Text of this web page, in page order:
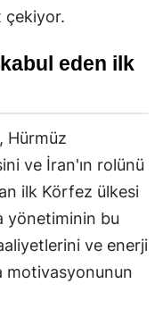
çekiyor.
eden ilk
Hürmüz
ve İran'ın rolünü
ilk Körfez ülkesi
yönetiminin bu
ve enerji
motivasyonunun